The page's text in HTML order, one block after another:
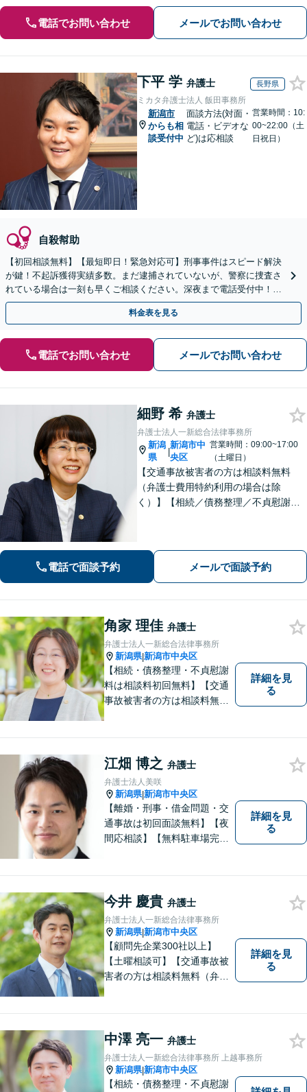
電話でお問い合わせ メールでお問い合わせ
下平 学 弁護士 長野県
ミカタ弁護士法人 飯田事務所
新潟市
からも相
談受付中
面談方法(対面・
電話・ビデオな
ど)は応相談
営業時間：10:
00~22:00（土
日祝日）
自殺幇助
【初回相談無料】【最短即日！緊急対応可】刑事事件はスピード解決
が鍵！不起訴獲得実績多数。まだ逮捕されていないが、警察に捜査さ
れている場合は一刻も早くご相談ください。深夜まで電話受付中！痴
漢／盗撮／のぞき／その他性犯罪など
料金表を見る
電話でお問い合わせ メールでお問い合わせ
細野 希 弁護士
弁護士法人一新総合法律事務所
新潟
県
|
新潟市中
央区
営業時間：09:00~17:00
（土曜日）
【交通事故被害者の方は相談料無料
（弁護士費用特約利用の場合は除
く）】【相続／債務整理／不貞慰謝料
き、気持ちに寄り添いながら法的サポ
ートをいたします。
電話で面談予約 メールで面談予約
角家 理佳 弁護士
弁護士法人一新総合法律事務所
新潟県|新潟市中央区
【相続・債務整理・不貞慰謝
料は相談料初回無料】【交通
事故被害者の方は相談料無料
るため日々研鑽を積んでいま
す
詳細を見
る
江畑 博之 弁護士
弁護士法人美咲
新潟県|新潟市中央区
【離婚・刑事・借金問題・交
通事故は初回面談無料】【夜
間応相談】【無料駐車場完
個人の方も法人の方も、お気
軽にご相談ください。
詳細を見
る
今井 慶貴 弁護士
弁護士法人一新総合法律事務所
新潟県|新潟市中央区
【顧問先企業300社以上】
【土曜相談可】【交通事故被
害者の方は相談料無料（弁護
無料】
詳細を見
る
中澤 亮一 弁護士
弁護士法人一新総合法律事務所 上越事務所
新潟県|新潟市中央区
【相続・債務整理・不貞慰謝